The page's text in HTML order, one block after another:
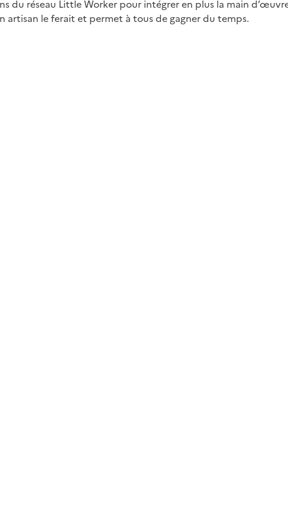
du réseau Little Worker pour intégrer en plus la main
artisan le ferait et permet à tous de gagner du temps.